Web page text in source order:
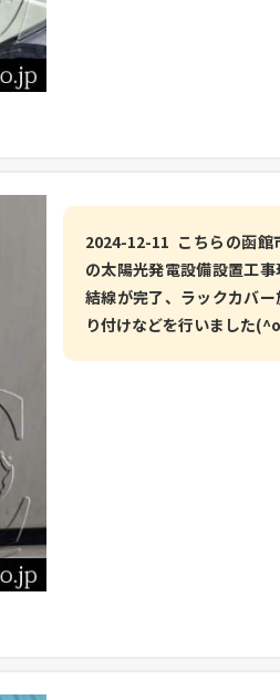
2024-12-11 こちらの函館
の太陽光発電設備設置工
結線が完了、ラックカバ
り付けなどを行いました